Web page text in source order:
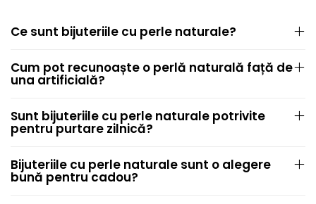
Ce sunt bijuteriile cu perle naturale?
Cum pot recunoaște o perlă naturală față de
una artificială?
Sunt bijuteriile cu perle naturale potrivite
pentru purtare zilnică?
Bijuteriile cu perle naturale sunt o alegere
bună pentru cadou?